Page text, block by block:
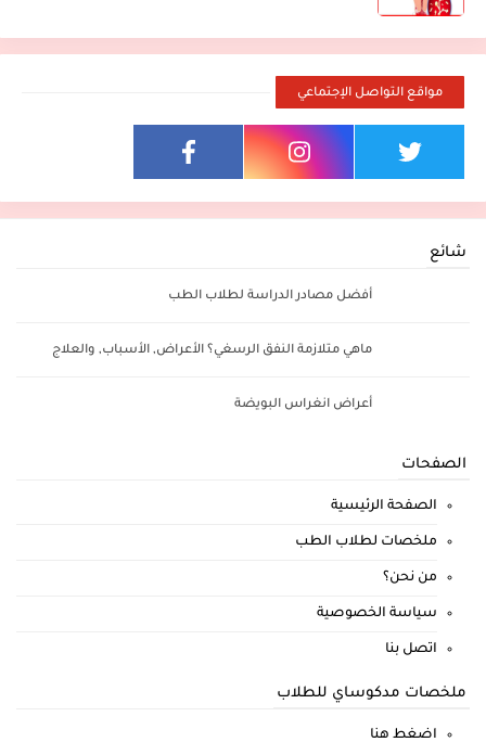
مواقع التواصل الإجتماعي
شائع
أفضل مصادر الدراسة لطلاب الطب
ماهي متلازمة النفق الرسغي؟ الأعراض, الأسباب, والعلاج
أعراض انغراس البويضة
الصفحات
الصفحة الرئيسية
ملخصات لطلاب الطب
من نحن؟
سياسة الخصوصية
اتصل بنا
ملخصات مدكوساي للطلاب
اضغط هنا